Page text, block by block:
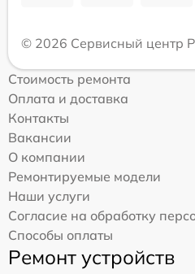
© 2026 Сервисный центр
Стоимость ремонта
Оплата и доставка
Контакты
Вакансии
О компании
Ремонтируемые модели
Наши услуги
Согласие на обработку
Способы оплаты
Ремонт устройств